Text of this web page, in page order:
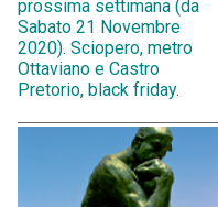
prossima settimana (da
Sabato 21 Novembre
2020). Sciopero, metro
Ottaviano e Castro
Pretorio, black friday.